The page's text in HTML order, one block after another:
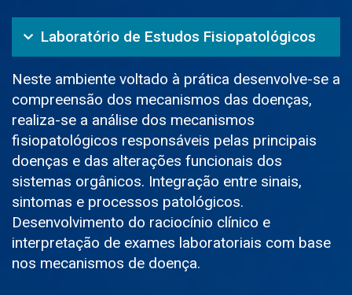
Laboratório de Estudos Fisiopatológicos
Neste ambiente voltado à prática desenvolve-se a
compreensão dos mecanismos das doenças,
realiza-se a análise dos mecanismos
fisiopatológicos responsáveis pelas principais
doenças e das alterações funcionais dos
sistemas orgânicos. Integração entre sinais,
sintomas e processos patológicos.
Desenvolvimento do raciocínio clínico e
interpretação de exames laboratoriais com base
nos mecanismos de doença.